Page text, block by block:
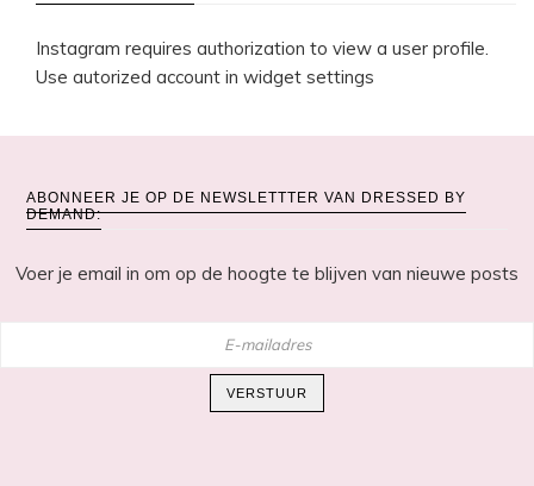
Instagram requires authorization to view a user profile.
Use autorized account in widget settings
ABONNEER JE OP DE NEWSLETTTER VAN DRESSED BY
DEMAND:
Voer je email in om op de hoogte te blijven van nieuwe posts
mailadres
VERSTUUR